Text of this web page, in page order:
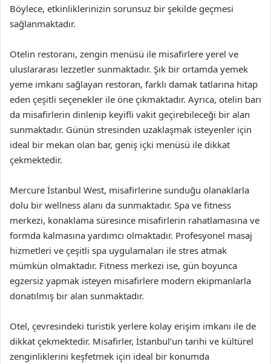
Böylece, etkinliklerinizin sorunsuz bir şekilde geçmesi
sağlanmaktadır.
Otelin restoranı, zengin menüsü ile misafirlere yerel ve
uluslararası lezzetler sunmaktadır. Şık bir ortamda yemek
yeme imkanı sağlayan restoran, farklı damak tatlarına hitap
eden çeşitli seçenekler ile öne çıkmaktadır. Ayrıca, otelin barı
da misafirlerin dinlenip keyifli vakit geçirebileceği bir alan
sunmaktadır. Günün stresinden uzaklaşmak isteyenler için
ideal bir mekan olan bar, geniş içki menüsü ile dikkat
çekmektedir.
Mercure İstanbul West, misafirlerine sunduğu olanaklarla
dolu bir wellness alanı da sunmaktadır. Spa ve fitness
merkezi, konaklama süresince misafirlerin rahatlamasına ve
formda kalmasına yardımcı olmaktadır. Profesyonel masaj
hizmetleri ve çeşitli spa uygulamaları ile stres atmak
mümkün olmaktadır. Fitness merkezi ise, gün boyunca
egzersiz yapmak isteyen misafirlere modern ekipmanlarla
donatılmış bir alan sunmaktadır.
Otel, çevresindeki turistik yerlere kolay erişim imkanı ile de
dikkat çekmektedir. Misafirler, İstanbul’un tarihi ve kültürel
zenginliklerini keşfetmek için ideal bir konumda